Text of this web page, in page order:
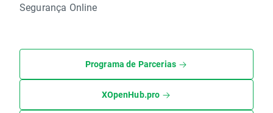
Segurança Online
Programa de Parcerias
XOpenHub.pro